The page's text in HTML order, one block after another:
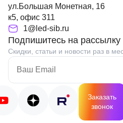
ул.Большая Монетная, 16
к5, офис 311
1@led-sib.ru
Подпишитесь на рассылку
Скидки, статьи и новости раз в
Заказать
звонок